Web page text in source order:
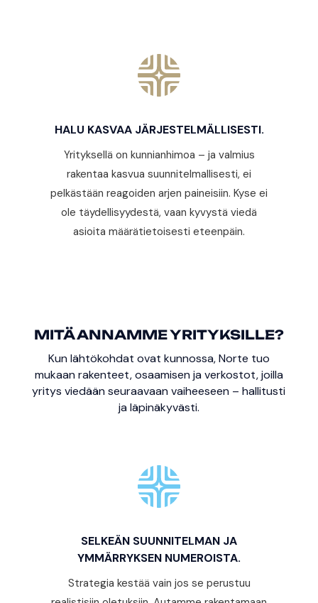
HALU KASVAA JÄRJESTELMÄLLISESTI.
Yrityksellä on kunnianhimoa – ja valmius
rakentaa kasvua suunnitelmallisesti, ei
pelkästään reagoiden arjen paineisiin. Kyse ei
ole täydellisyydestä, vaan kyvystä viedä
asioita määrätietoisesti eteenpäin.
MITÄ ANNAMME YRITYKSILLE?
Kun lähtökohdat ovat kunnossa, Norte tuo
mukaan rakenteet, osaamisen ja verkostot, joilla
yritys viedään seuraavaan vaiheeseen – hallitusti
ja läpinäkyvästi.
SELKEÄN SUUNNITELMAN JA
YMMÄRRYKSEN NUMEROISTA.
Strategia kestää vain jos se perustuu